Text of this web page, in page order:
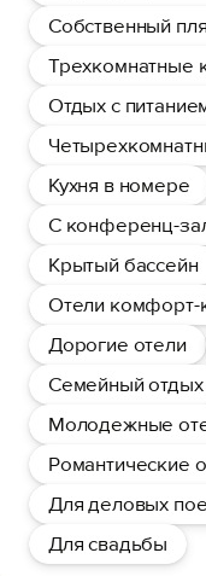
Собственный
Трехкомнатные
Отдых с
Кухня в номере
С конференц-
Крытый бассейн
Отели комфорт-
Дорогие отели
Семейный отдых
Молодежные
Романтические
Для деловых
Для свадьбы